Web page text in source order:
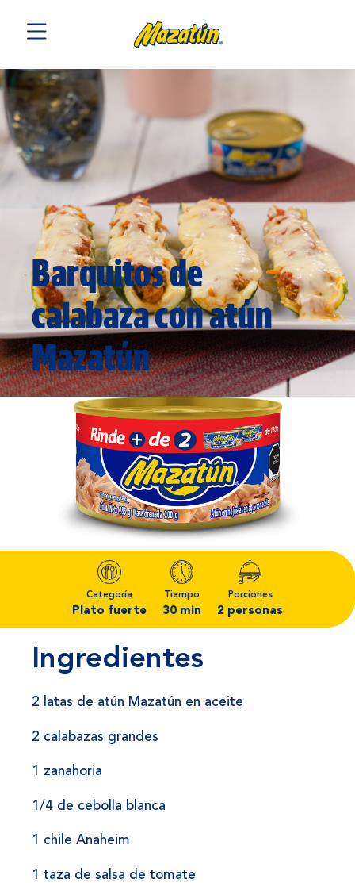
Barquitos de
calabaza con atún
Mazatún
Categoría
Plato fuerte
Tiempo
30 min
Porciones
2 personas
Ingredientes
2 latas de atún Mazatún en aceite
2 calabazas grandes
1 zanahoria
1/4 de cebolla blanca
1 chile Anaheim
1 taza de salsa de tomate